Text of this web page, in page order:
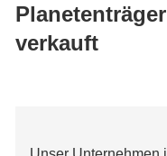
Planetenträger verarbeitet
verkauft